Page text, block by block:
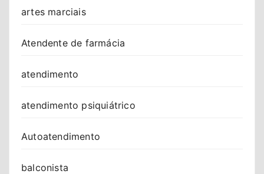
artes marciais
Atendente de farmácia
atendimento
atendimento psiquiátrico
Autoatendimento
balconista